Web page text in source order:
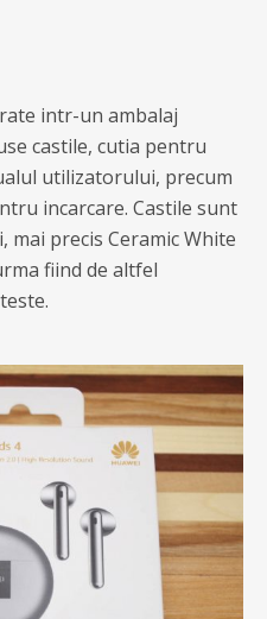
intr-un ambalaj
castile, cutia pentru
utilizatorului, precum
incarcare. Castile sunt
precis Ceramic White
fiind de altfel